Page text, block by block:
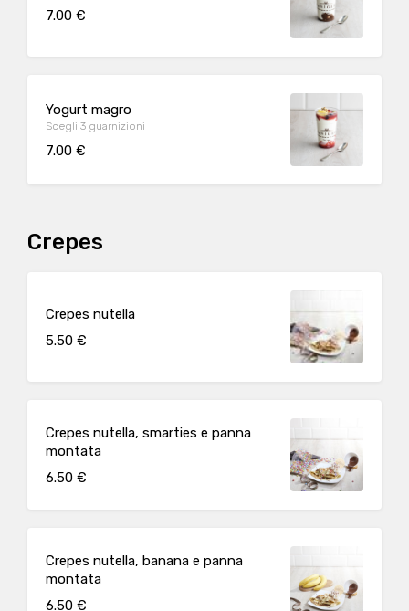
7.00 €
Yogurt magro
Scegli 3 guarnizioni
7.00 €
Crepes
Crepes nutella
5.50 €
Crepes nutella, smarties e panna
montata
6.50 €
Crepes nutella, banana e panna
montata
6.50 €